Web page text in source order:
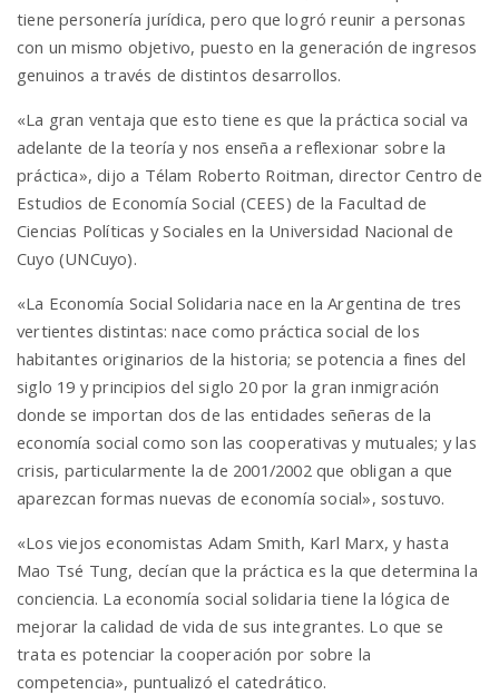
n
tiene personería jurídica, pero que logró reunir a personas
con un mismo objetivo, puesto en la generación de ingresos
genuinos a través de distintos desarrollos.
«La gran ventaja que esto tiene es que la práctica social va
adelante de la teoría y nos enseña a reflexionar sobre la
práctica», dijo a Télam Roberto Roitman, director Centro de
Estudios de Economía Social (CEES) de la Facultad de
Ciencias Políticas y Sociales en la Universidad Nacional de
Cuyo (UNCuyo).
«La Economía Social Solidaria nace en la Argentina de tres
vertientes distintas: nace como práctica social de los
habitantes originarios de la historia; se potencia a fines del
siglo 19 y principios del siglo 20 por la gran inmigración
donde se importan dos de las entidades señeras de la
economía social como son las cooperativas y mutuales; y las
crisis, particularmente la de 2001/2002 que obligan a que
aparezcan formas nuevas de economía social», sostuvo.
«Los viejos economistas Adam Smith, Karl Marx, y hasta
Mao Tsé Tung, decían que la práctica es la que determina la
conciencia. La economía social solidaria tiene la lógica de
mejorar la calidad de vida de sus integrantes. Lo que se
trata es potenciar la cooperación por sobre la
competencia», puntualizó el catedrático.